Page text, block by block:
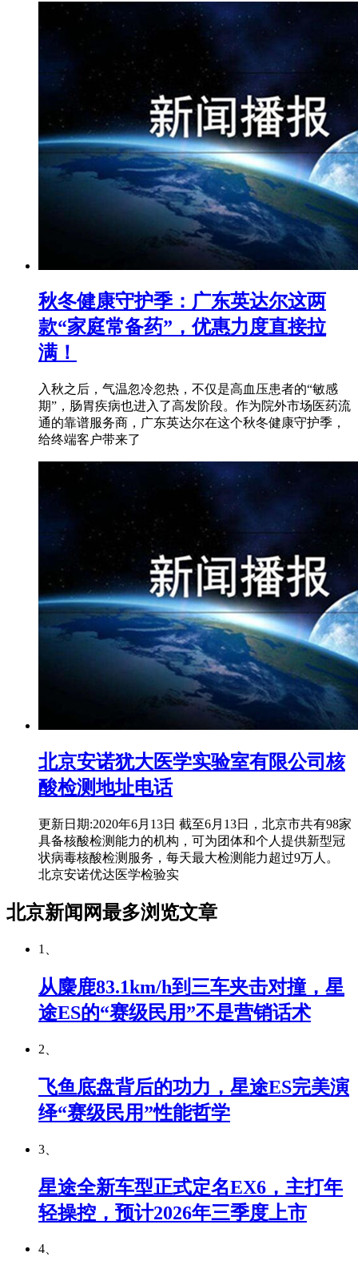
秋冬健康守护季：广东英达尔这两
款“家庭常备药”，优惠力度直接拉
满！
入秋之后，气温忽冷忽热，不仅是高血压患者的“敏感
期”，肠胃疾病也进入了高发阶段。作为院外市场医药流
通的靠谱服务商，广东英达尔在这个秋冬健康守护季，
给终端客户带来了
北京安诺犹大医学实验室有限公司核
酸检测地址电话
更新日期:2020年6月13日 截至6月13日，北京市共有98家
具备核酸检测能力的机构，可为团体和个人提供新型冠
状病毒核酸检测服务，每天最大检测能力超过9万人。
北京安诺优达医学检验实
北京新闻网最多浏览文章
1、
从麋鹿83.1km/h到三车夹击对撞，星
途ES的“赛级民用”不是营销话术
2、
飞鱼底盘背后的功力，星途ES完美演
绎“赛级民用”性能哲学
3、
星途全新车型正式定名EX6，主打年
轻操控，预计2026年三季度上市
4、